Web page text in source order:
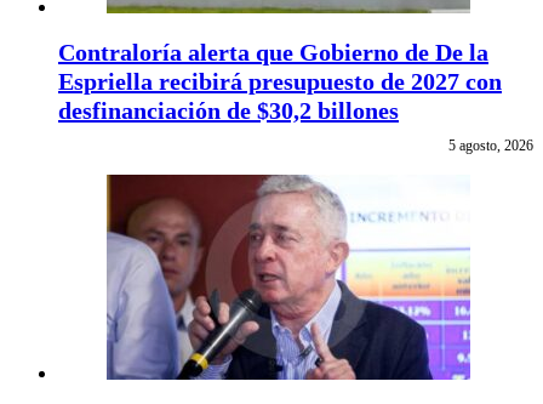
Contraloría alerta que Gobierno de De la
Espriella recibirá presupuesto de 2027 con
desfinanciación de $30,2 billones
5 agosto, 2026